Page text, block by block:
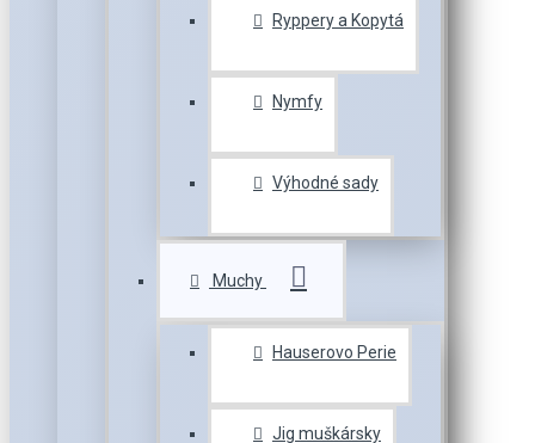
Ryppery a Kopytá
Nymfy
Výhodné sady
Muchy
Hauserovo Perie
Jig muškársky